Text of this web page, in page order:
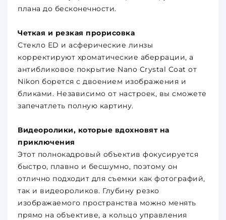
плана до бесконечности.
Четкая и резкая прорисовка
Стекло ED и асферические линзы
корректируют хроматические аберрации, а
антибликовое покрытие Nano Crystal Coat от
Nikon борется с двоением изображения и
бликами. Независимо от настроек, вы сможете
запечатлеть полную картину.
Видеоролики, которые вдохновят на
приключения
Этот полнокадровый объектив фокусируется
быстро, плавно и бесшумно, поэтому он
отлично подходит для съемки как фотографий,
так и видеороликов. Глубину резко
изображаемого пространства можно менять
прямо на объективе, а кольцо управления